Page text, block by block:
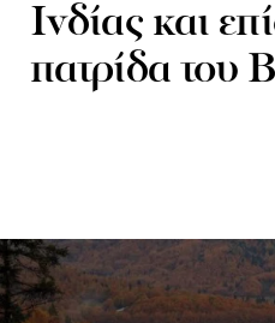
Ινδίας και
πατρίδα του